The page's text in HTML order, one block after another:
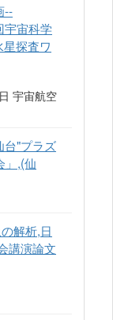
--
宇宙科学
探査ワ
宇宙航空
台"プラズ
」,(仙
解析,日
講演論文